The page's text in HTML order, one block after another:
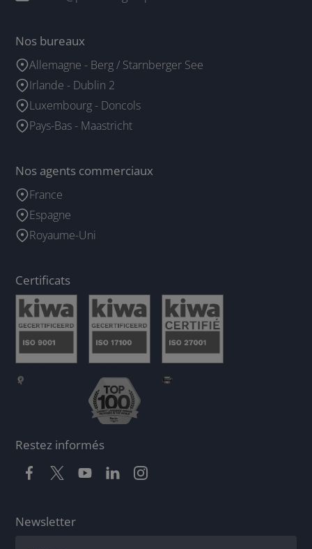
Nos bureaux
Allemagne - Berg / Starnberger See
Irlande - Dublin 2
Luxembourg - Doncols
Pays-Bas - Maastricht
Nos agents commerciaux
France
Espagne
Royaume-Uni
Certificats
Restez informés
Newsletter